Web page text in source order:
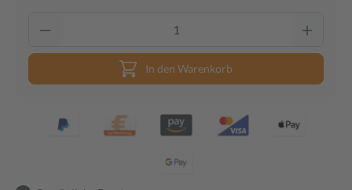
In den Warenkorb